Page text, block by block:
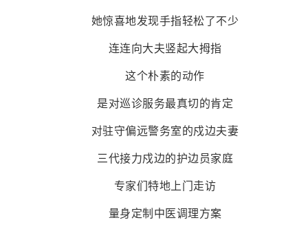
她惊喜地发现手指轻松了不少
连连向大夫竖起大拇指
这个朴素的动作
是对巡诊服务最真切的肯定
对驻守偏远警务室的戍边夫妻
三代接力戍边的护边员家庭
专家们特地上门走访
量身定制中医调理方案